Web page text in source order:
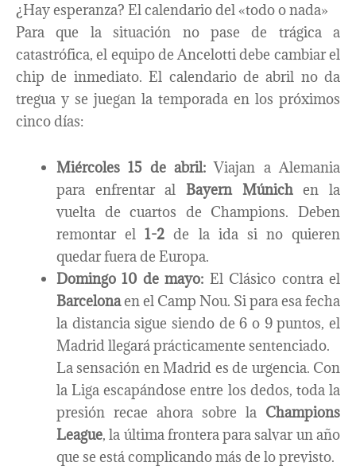
¿Hay esperanza? El calendario del «todo o nada»
Para que la situación no pase de trágica a
catastrófica, el equipo de Ancelotti debe cambiar el
chip de inmediato. El calendario de abril no da
tregua y se juegan la temporada en los próximos
cinco días:
Miércoles 15 de abril: Viajan a Alemania
para enfrentar al Bayern Múnichen la
vuelta de cuartos de Champions. Deben
remontar el1-2 de la ida si no quieren
quedar fuera de Europa.
Domingo 10 de mayo: El Clásico contra el
Barcelonaen el Camp Nou. Si para esa fecha
la distancia sigue siendo de 6 o 9 puntos, el
Madrid llegará prácticamente sentenciado.
La sensación en Madrid es de urgencia. Con
la Liga escapándose entre los dedos, toda la
presión recae ahora sobre la Champions
League, la última frontera para salvar un año
que se está complicando más de lo previsto.